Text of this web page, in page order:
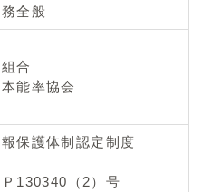
全般
合
能率協会
保護体制認定制度
130340（2）号